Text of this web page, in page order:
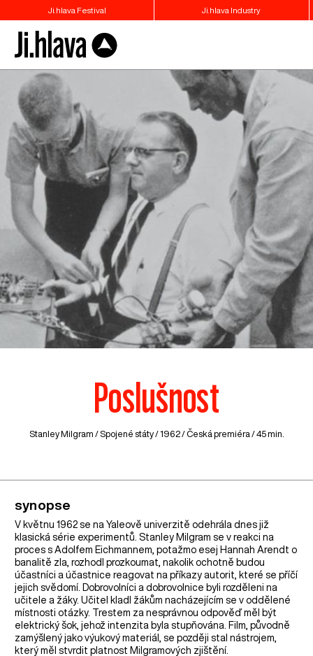
Ji.hlava Festival Ji.hlava Industry
Poslušnost
Stanley Milgram / Spojené státy/ 1962 / Česká premiéra / 45 min.
synopse
V květnu 1962 se na Yaleově univerzitě odehrála dnes již
klasická série experimentů. Stanley Milgram se v reakci na
proces s Adolfem Eichmannem, potažmo esej Hannah Arendt o
banalitě zla, rozhodl prozkoumat, nakolik ochotně budou
účastníci a účastnice reagovat na příkazy autorit, které se příčí
jejich svědomí. Dobrovolníci a dobrovolnice byli rozděleni na
učitele a žáky. Učitel kladl žákům nacházejícím se v oddělené
místnosti otázky. Trestem za nesprávnou odpověď měl být
elektrický šok, jehož intenzita byla stupňována. Film, původně
zamýšlený jako výukový materiál, se později stal nástrojem,
který měl stvrdit platnost Milgramových zjištění.